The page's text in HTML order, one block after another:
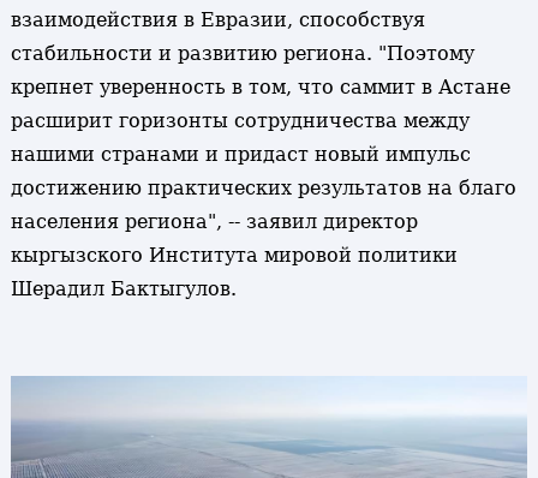
взаимодействия в Евразии, способствуя
стабильности и развитию региона. "Поэтому
крепнет уверенность в том, что саммит в Астане
расширит горизонты сотрудничества между
нашими странами и придаст новый импульс
достижению практических результатов на благо
населения региона", -- заявил директор
кыргызского Института мировой политики
Шерадил Бактыгулов.